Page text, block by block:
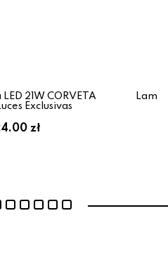
21W CORVETA
Exclusivas
zł